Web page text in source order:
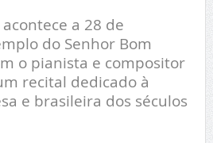
a 28 de
do Senhor Bom
o pianista e compositor
recital dedicado à
e brasileira dos séculos